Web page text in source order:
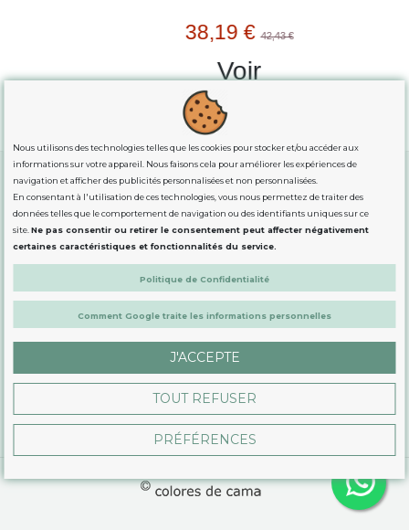
38,19 €42,43 €
Voir
GUIDE DES TAILLES
INFORMATION
DÉMARQUÉS
CONTACTEZ-NOUS PAR E-MAIL
Nous utilisons des technologies telles que les cookies pour stocker et/ou accéder aux
informations sur votre appareil. Nous faisons cela pour améliorer les expériences de
navigation et afficher des publicités personnalisées et non personnalisées.
En consentant à l'utilisation de ces technologies, vous nous permettez de traiter des
données telles que le comportement de navigation ou des identifiants uniques sur ce
site.Ne pas consentir ou retirer le consentement peut affecter négativement
certaines caractéristiques et fonctionnalités du service.
Politique de Confidentialité
Comment Google traite les informations personnelles
J'ACCEPTE
TOUT REFUSER
PRÉFÉRENCES